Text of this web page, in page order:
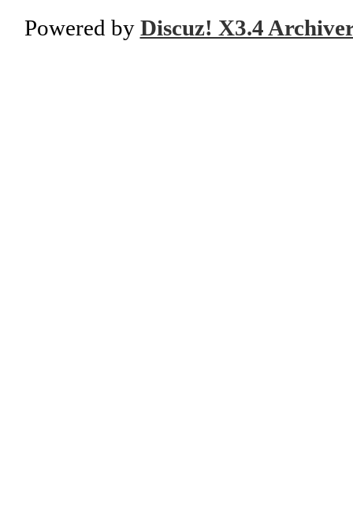
Powered by Discuz! X3.4